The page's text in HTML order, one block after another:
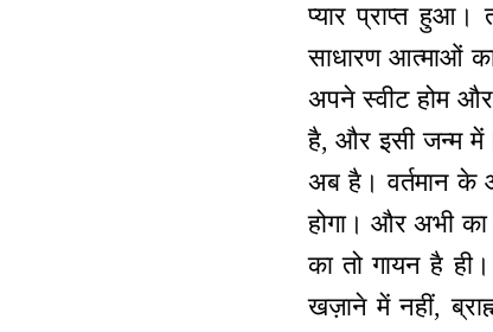
प्यार प्राप्त हुआ।
साधारण आत्माओं
अपने स्वीट होम और
है, और इसी जन्म में।
अब है। वर्तमान के
होगा। और अभी का
का तो गायन है
खज़ाने में नहीं,